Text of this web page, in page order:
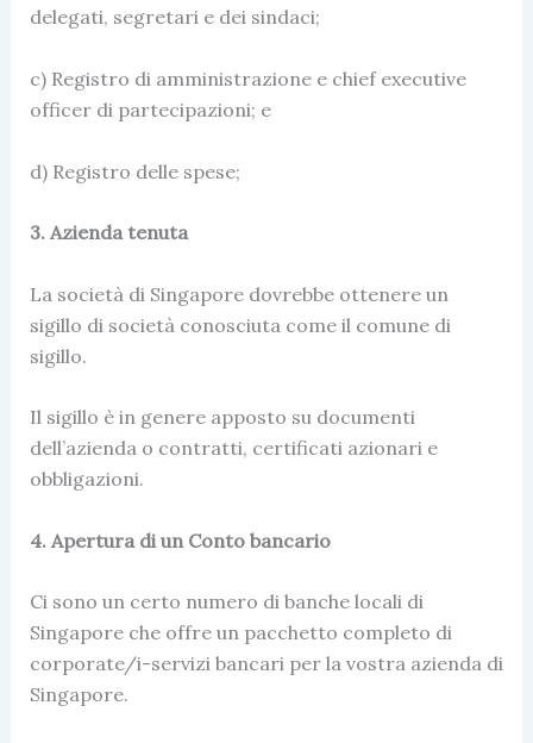
delegati, segretari e dei sindaci;
c) Registro di amministrazione e chief executive
officer di partecipazioni; e
d) Registro delle spese;
3. Azienda tenuta
La società di Singapore dovrebbe ottenere un
sigillo di società conosciuta come il comune di
sigillo.
Il sigillo è in genere apposto su documenti
dell’azienda o contratti, certificati azionari e
obbligazioni.
4. Apertura di un Conto bancario
Ci sono un certo numero di banche locali di
Singapore che offre un pacchetto completo di
corporate/i-servizi bancari per la vostra azienda di
Singapore.